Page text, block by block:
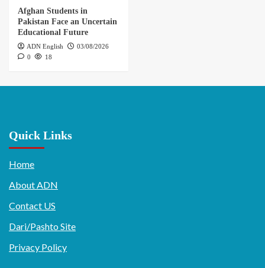
Afghan Students in
Pakistan Face an Uncertain
Educational Future
ADN English
03/08/2026
0
18
Quick Links
Home
About ADN
Contact US
Dari/Pashto Site
Privacy Policy